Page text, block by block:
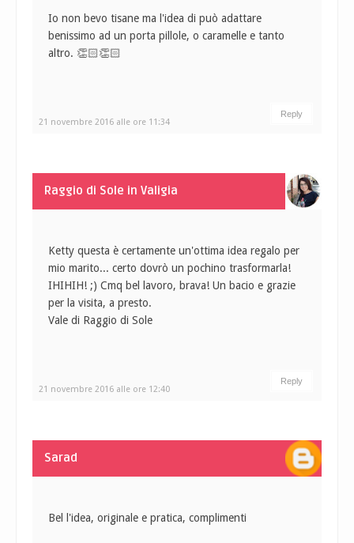
21 novembre 2016 alle ore 11:34
Io non bevo tisane ma l'idea di può adattare
benissimo ad un porta pillole, o caramelle e tanto
altro. 👏🏻👏🏻
Reply
Raggio di Sole in Valigia
21 novembre 2016 alle ore 12:40
Ketty questa è certamente un'ottima idea regalo per
mio marito... certo dovrò un pochino trasformarla!
IHIHIH! ;) Cmq bel lavoro, brava! Un bacio e grazie
per la visita, a presto.
Vale di Raggio di Sole
Reply
Sarad
Bel l'idea, originale e pratica, complimenti